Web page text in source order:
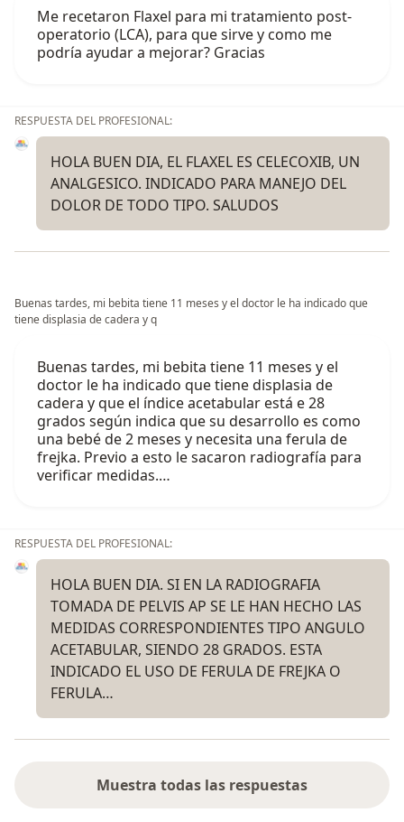
Me recetaron Flaxel para mi tratamiento post-
operatorio (LCA), para que sirve y como me
podría ayudar a mejorar? Gracias
RESPUESTA DEL PROFESIONAL:
HOLA BUEN DIA, EL FLAXEL ES CELECOXIB, UN
ANALGESICO. INDICADO PARA MANEJO DEL
DOLOR DE TODO TIPO. SALUDOS
Buenas tardes, mi bebita tiene 11 meses y el doctor le ha indicado que
tiene displasia de cadera y q
Buenas tardes, mi bebita tiene 11 meses y el
doctor le ha indicado que tiene displasia de
cadera y que el índice acetabular está e 28
grados según indica que su desarrollo es como
una bebé de 2 meses y necesita una ferula de
frejka. Previo a esto le sacaron radiografía para
verificar medidas.…
RESPUESTA DEL PROFESIONAL:
HOLA BUEN DIA. SI EN LA RADIOGRAFIA
TOMADA DE PELVIS AP SE LE HAN HECHO LAS
MEDIDAS CORRESPONDIENTES TIPO ANGULO
ACETABULAR, SIENDO 28 GRADOS. ESTA
INDICADO EL USO DE FERULA DE FREJKA O
FERULA…
Muestra todas las respuestas